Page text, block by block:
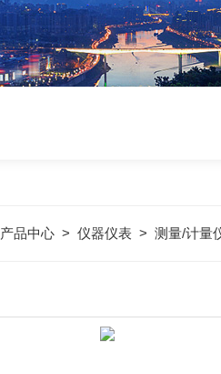
产品中心> 仪器仪表> 测量/计量